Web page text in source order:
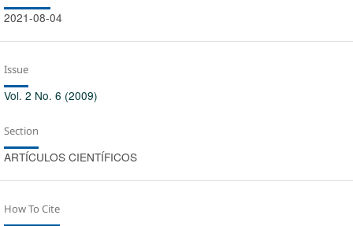
2021-08-04
Issue
Vol. 2 No. 6 (2009)
Section
ARTÍCULOS CIENTÍFICOS
How To Cite